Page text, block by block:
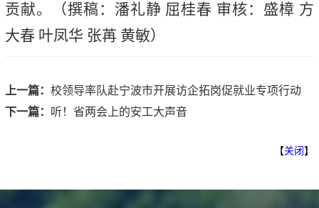
贡献。
（撰稿：潘礼静 屈桂春 审核：盛樟 方
大春 叶凤华 张苒 黄敏）
上一篇： 校领导率队赴宁波市开展访企拓岗促就业专项行动
下一篇：
听！省两会上的安工大声音
【关闭】